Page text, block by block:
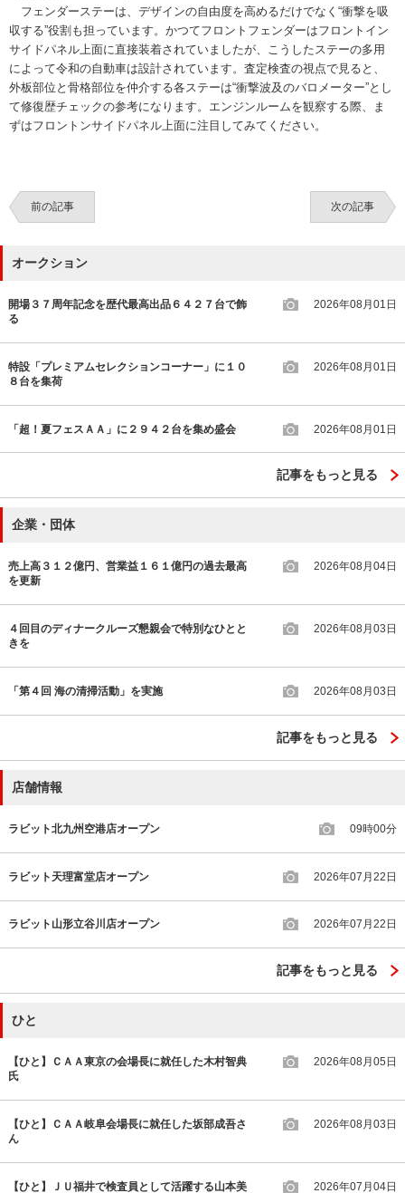
フェンダーステーは、デザインの自由度を高めるだけでなく“衝撃を吸
収する”役割も担っています。かつてフロントフェンダーはフロントイン
サイドパネル上面に直接装着されていましたが、こうしたステーの多用
によって令和の自動車は設計されています。査定検査の視点で見ると、
外板部位と骨格部位を仲介する各ステーは“衝撃波及のバロメーター”とし
て修復歴チェックの参考になります。エンジンルームを観察する際、ま
ずはフロントンサイドパネル上面に注目してみてください。
前の記事 次の記事
オークション
開場３７周年記念を歴代最高出品６４２７台で飾
る
2026年08月01日
特設「プレミアムセレクションコーナー」に１０
８台を集荷
2026年08月01日
「超！夏フェスＡＡ」に２９４２台を集め盛会 2026年08月01日
記事をもっと見る
企業・団体
売上高３１２億円、営業益１６１億円の過去最高
を更新
2026年08月04日
４回目のディナークルーズ懇親会で特別なひとと
きを
2026年08月03日
「第４回 海の清掃活動」を実施 2026年08月03日
記事をもっと見る
店舗情報
ラビット北九州空港店オープン 09時00分
ラビット天理富堂店オープン 2026年07月22日
ラビット山形立谷川店オープン 2026年07月22日
記事をもっと見る
ひと
【ひと】ＣＡＡ東京の会場長に就任した木村智典
氏
2026年08月05日
【ひと】ＣＡＡ岐阜会場長に就任した坂部成吾さ
ん
2026年08月03日
【ひと】ＪＵ福井で検査員として活躍する山本美 2026年07月04日